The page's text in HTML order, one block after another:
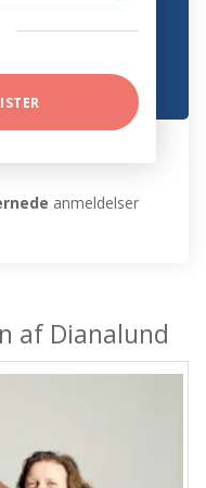
anmeldelser
af Dianalund